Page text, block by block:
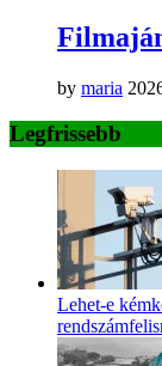
by maria
Legfrissebb
Lehet-e